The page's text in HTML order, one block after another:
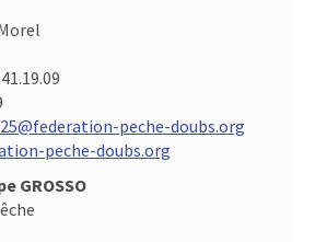
peche-doubs.org
peche-doubs.org
GROSSO